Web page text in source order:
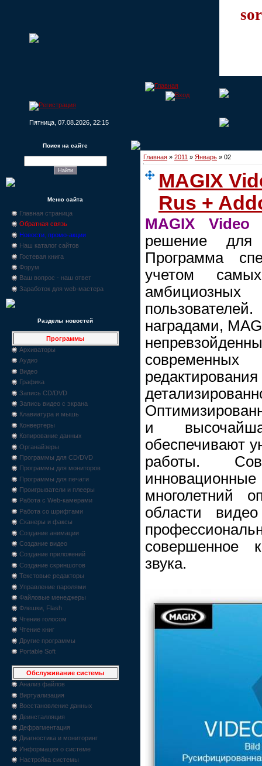
Пятница, 07.08.2026, 22:15
Поиск на сайте
Меню сайта
Главная страница
Обратная связь
Новости, промо-акции
Наш каталог сайтов
Гостевая книга
Форум
Ваш вопрос - наш ответ
Заработок для web-мастера
Разделы новостей
Программы
Архиваторы
Аудио
Видео
Графика
Запись CD/DVD
Запись видео с экрана
Клавиатура и мышь
Конвертеры
Копирование данных
Органайзеры
Программы для CD/DVD
Программы для мониторов
Программы для печати
Проигрыватели и плееры
Работа с Web-камерами
Работа со шрифтами
Сканеры и факсы
Создание анимации
Создание видео
Создание приложений
Создание скриншотов
Текстовые редакторы
Управление паролями
Файловые менеджеры
Флешки, Flash
Чтение голосом
Чтение книг
Другие программы
Portable Soft
Обслуживание системы
Анализ файлов
Виртуализация
Восстановление данных
Деинсталляция
Дефрагментация
Диагностика и мониторинг
Информация о системе
Настройка системы
Главная » 2011 » Январь » 02
MAGIX
Rus +
MAGIX
решение для
Программа
учетом
наградами,
и
обеспечивают
работы.
многолетний
области
совершенное
звука.